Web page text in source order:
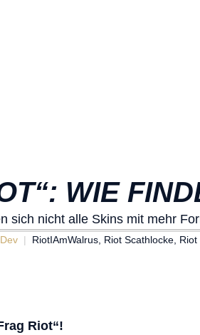
WIE
sich nicht alle Skins mit mehr
Dev RiotIAmWalrus, Riot Scathlocke,
Riot“!